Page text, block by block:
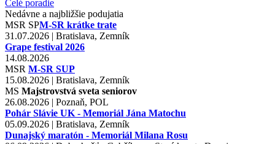
Celé poradie
Nedávne a najbližšie podujatia
MSR SPM-SR krátke trate
31.07.2026 | Bratislava, Zemník
Grape festival 2026
14.08.2026
MSR M-SR SUP
15.08.2026 | Bratislava, Zemník
MS Majstrovstvá sveta seniorov
26.08.2026 | Poznaň, POL
Pohár Slávie UK - Memoriál Jána Matochu
05.09.2026 | Bratislava, Zemník
Dunajský maratón - Memoriál Milana Rosu